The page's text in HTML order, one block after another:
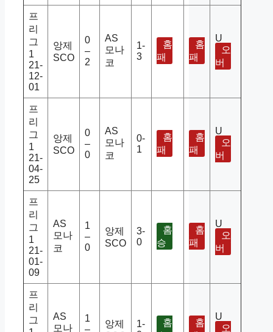
프
리
그
1
21-
12-
01
앙제
SCO
0
–
2
AS
모나
코
1-
3
홈
패
홈
패
U
오
버
프
리
그
1
21-
04-
25
앙제
SCO
0
–
0
AS
모나
코
0-
1
홈
패
홈
패
U
오
버
프
리
그
1
21-
01-
09
AS
모나
코
1
–
0
앙제
SCO
3-
0
홈
승
홈
패
U
오
버
프
리
그
AS
모나
1
–
앙제
1-
홈
홈
U
오